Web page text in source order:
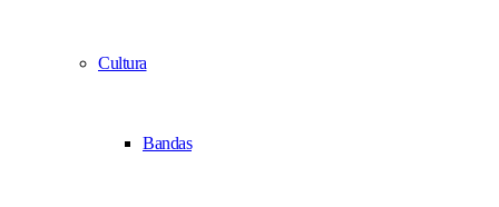
Cultura
Bandas